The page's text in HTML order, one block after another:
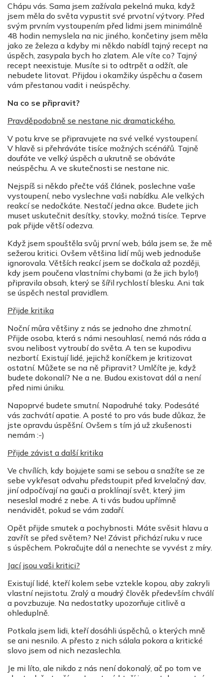
Chápu vás. Sama jsem zažívala pekelná muka, když
jsem měla do světa vypustit své prvotní výtvory. Před
svým prvním vystoupením před lidmi jsem minimálně
48 hodin nemyslela na nic jiného, končetiny jsem měla
jako ze železa a kdyby mi někdo nabídl tajný recept na
úspěch, zasypala bych ho zlatem. Ale víte co? Tajný
recept neexistuje. Musíte si to odtrpět a odžít, ale
nebudete litovat. Přijdou i okamžiky úspěchu a časem
vám přestanou vadit i neúspěchy.
Na co se připravit?
Pravděpodobně se nestane nic dramatického.
V potu krve se připravujete na své velké vystoupení.
V hlavě si přehráváte tisíce možných scénářů. Tajně
doufáte ve velký úspěch a ukrutně se obáváte
neúspěchu. A ve skutečnosti se nestane nic.
Nejspíš si někdo přečte váš článek, poslechne vaše
vystoupení, nebo vyslechne vaši nabídku. Ale velkých
reakcí se nedočkáte. Nestačí jedna akce. Budete jich
muset uskutečnit desítky, stovky, možná tisíce. Teprve
pak přijde větší odezva.
Když jsem spouštěla svůj první web, bála jsem se, že mě
sežerou kritici. Ovšem většina lidí můj web jednoduše
ignorovala. Větších reakcí jsem se dočkala až později,
kdy jsem poučena vlastními chybami (a že jich bylo!)
připravila obsah, který se šířil rychlostí blesku. Ani tak
se úspěch nestal pravidlem.
Přijde kritika
Noční můra většiny z nás se jednoho dne zhmotní.
Přijde osoba, která s námi nesouhlasí, nemá nás ráda a
svou nelibost vytroubí do světa. A ten se kupodivu
nezbortí. Existují lidé, jejichž koníčkem je kritizovat
ostatní. Můžete se na ně připravit? Umlčíte je, když
budete dokonalí? Ne a ne. Budou existovat dál a není
před nimi úniku.
Napoprvé budete smutní. Napodruhé taky. Podesáté
vás zachvátí apatie. A posté to pro vás bude důkaz, že
jste opravdu úspěšní. Ovšem s tím já už zkušenosti
nemám :-)
Přijde závist a další kritika
Ve chvílích, kdy bojujete sami se sebou a snažíte se ze
sebe vykřesat odvahu předstoupit před krvelačný dav,
jiní odpočívají na gauči a proklínají svět, který jim
neseslal modré z nebe. A ti vás budou upřímně
nenávidět, pokud se vám zadaří.
Opět přijde smutek a pochybnosti. Máte svěsit hlavu a
zavřít se před světem? Ne! Závist přichází ruku v ruce
s úspěchem. Pokračujte dál a nenechte se vyvést z míry.
Jací jsou vaši kritici?
Existují lidé, kteří kolem sebe vztekle kopou, aby zakryli
vlastní nejistotu. Zralý a moudrý člověk především chválí
a povzbuzuje. Na nedostatky upozorňuje citlivě a
ohleduplně.
Potkala jsem lidi, kteří dosáhli úspěchů, o kterých mně
se ani nesnilo. A přesto z nich sálala pokora a kritické
slovo jsem od nich nezaslechla.
Je mi líto, ale nikdo z nás není dokonalý, ač po tom ve